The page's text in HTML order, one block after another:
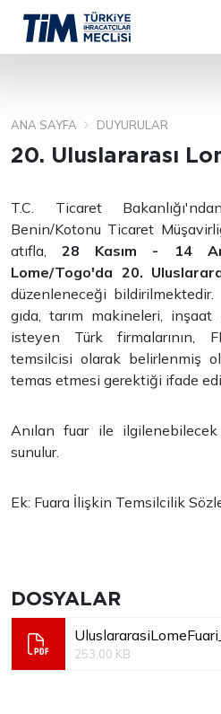
ANA SAYFA DUYURULAR
20. Uluslararası
T.C. Ticaret
Benin/Kotonu Ticaret
atıfla,28 Kasım - 14
Lome/Togo'da 20.
düzenleneceği
gıda, tarım makineleri,
isteyen Türk firmalarının,
temsilcisi olarak belirlenmiş
temas etmesi gerektiği ifade
Anılan fuar ile ilgilenebilecek
sunulur.
Ek: Fuara İlişkin Temsilcilik
DOSYALAR
253,00 KB